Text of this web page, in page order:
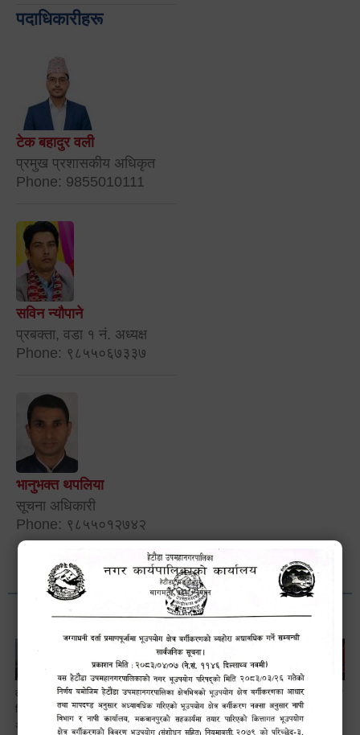
पदाधिकारीहरू
टेक बहादुर वली
प्रमुख प्रशासकीय अधिकृत
Phone: 9855010111
सविन न्यौपाने
प्रबक्ता, वडा १ नं. अध्यक्ष
Phone: ९८५५०६७३३७
भानुभक्त थपलिया
सूचना अधिकारी
Phone: ९८५५०१२७४२
लैङ्गि असमानताका
विबिध पक्षहरु विषयक
अन्तक्रिया कार्यक्रम
हेटौँडा
उपमहानगरपालिकाबाटै
प्यान र भ्याटसहितका
ड्रागन फ्रुट
महोत्सव–२०८३
सफलतापूर्वक
सामाजिक सुरक्षा तथा
घटना दर्ता सम्बन्धी
अन्तरक्रियात्मक